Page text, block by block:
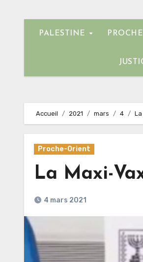
PALESTINE
Accueil 2021 mars 4
Proche-Orient
La Maxi-
4 mars 2021